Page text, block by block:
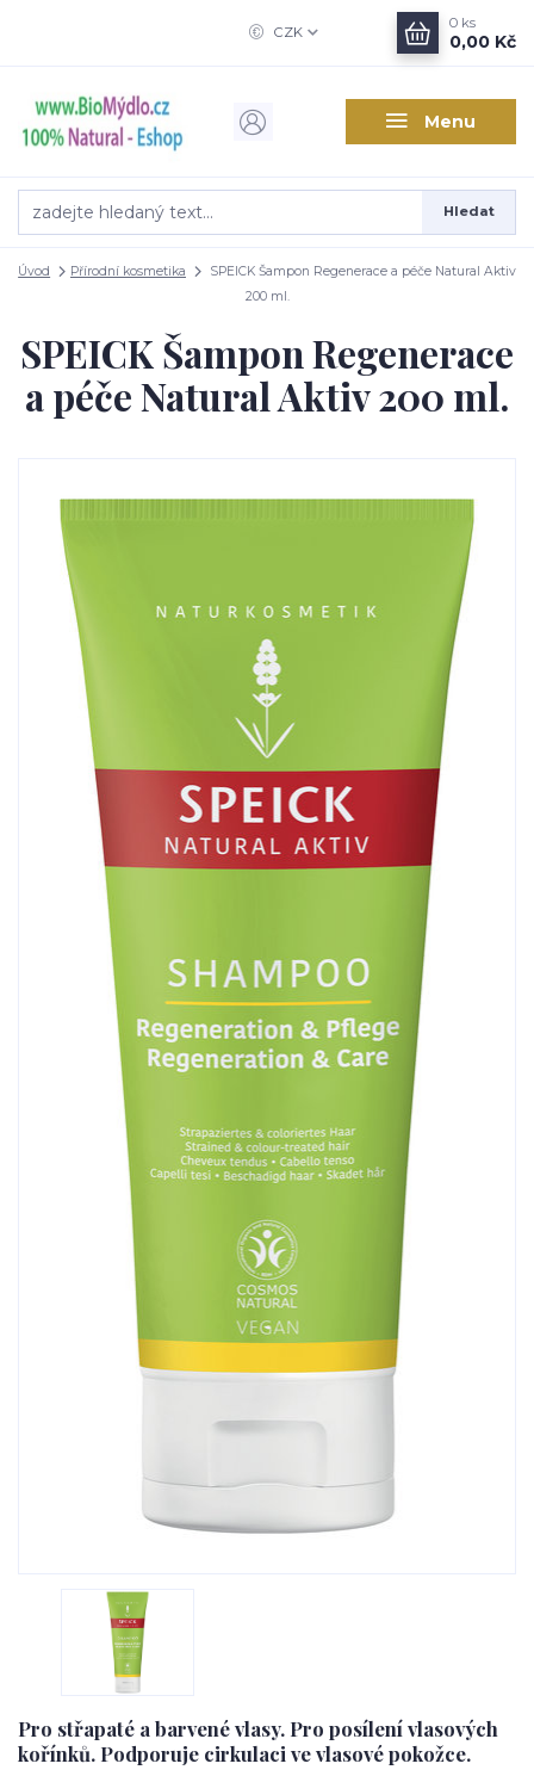
Menu
CZK
Hledat
0 ks
0,00 Kč
Úvod Přírodní kosmetika
SPEICK Šampon Regenerace a péče Natural Aktiv
200 ml.
SPEICK Šampon Regenerace
a péče Natural Aktiv 200 ml.
Pro střapaté a barvené vlasy. Pro posílení vlasových
kořínků. Podporuje cirkulaci ve vlasové pokožce.